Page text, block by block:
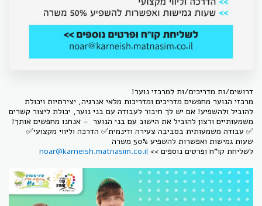
דרושים/ות מדריכים/ות למרכזי נוער!
מרכזי הנוער מחפשים מדריכים ומדריכות מלאי אנרגיה, יצירתיות ויכולת
להוביל ולהשפיע! אם יש לך חיבור לעבודה עם בני נוער, יכולת ליצור קשרים
משמעותיים ורצון להוביל את הישוב עם בני הנוער – אנחנו מחפשים אותך!
✅ עבודה משמעותית בסביבה צעירה ודינמית✅ הדרכה וליווי מקצועי✅
שעות גמישות ואפשרות להשפיע 50% משרה
לשליחת קו"ח ופרטים נוספים >> noar@karneish.matnasim.co.il